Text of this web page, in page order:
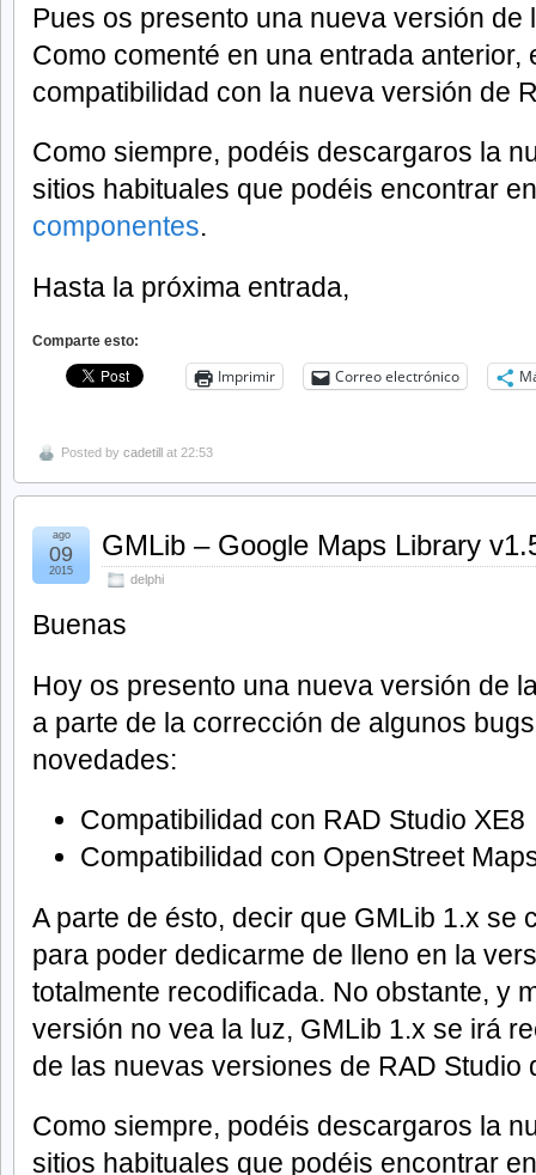
Pues os presento una nueva versión
Como comenté en una entrada anterior,
compatibilidad con la nueva versión de
Como siempre, podéis descargaros la
sitios habituales que podéis encontrar
componentes.
Hasta la próxima entrada,
Comparte esto:
Imprimir Correo electrónico
Posted by cadetill at 22:53
GMLib – Google Maps Library
delphi
ago
09
2015
Buenas
Hoy os presento una nueva versión de
a parte de la corrección de algunos
novedades:
Compatibilidad con RAD Studio XE8
Compatibilidad con OpenStreet
A parte de ésto, decir que GMLib 1.x se
para poder dedicarme de lleno en la
totalmente recodificada. No obstante, y
versión no vea la luz, GMLib 1.x se irá
de las nuevas versiones de RAD Studio
Como siempre, podéis descargaros la
sitios habituales que podéis encontrar